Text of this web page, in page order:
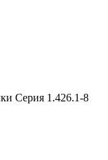
Серия 1.426.1-8